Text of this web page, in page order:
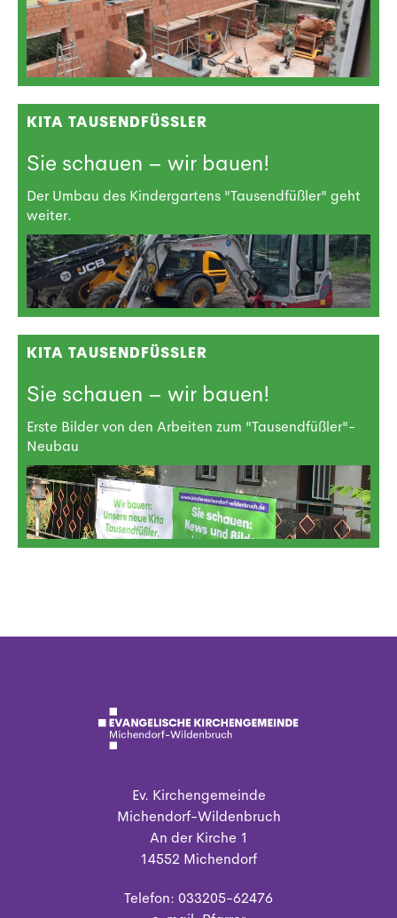
KITA TAUSENDFÜSSLER
Sie schauen – wir bauen!
Der Umbau des Kindergartens "Tausendfüßler" geht
weiter.
KITA TAUSENDFÜSSLER
Sie schauen – wir bauen!
Erste Bilder von den Arbeiten zum "Tausendfüßler"-
Neubau
Ev. Kirchengemeinde
Michendorf-Wildenbruch
An der Kirche 1
14552 Michendorf
Telefon: 033205-62476